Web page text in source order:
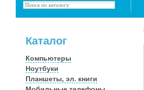
Каталог
Компьютеры
Ноутбуки
Планшеты, эл. книги